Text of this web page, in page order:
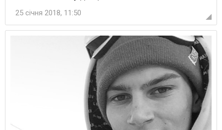
25 січня 2018, 11:50